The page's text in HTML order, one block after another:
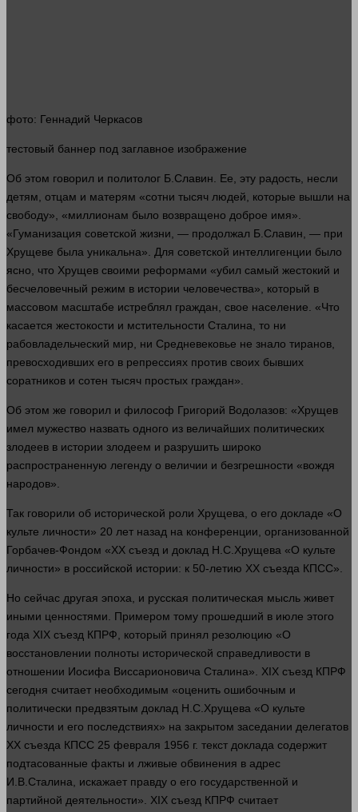
фото: Геннадий Черкасов
тестовый баннер под заглавное изображение
Об этом говорил и политолог Б.Славин. Ее, эту радость, несли
детям, отцам и матерям «сотни тысяч людей , которые вышли на
свободу», «миллионам было возвращено доброе имя».
«Гуманизация советской жизни , — продолжал Б.Славин, — при
Хрущеве была уникальна». Для советской интеллигенции было
ясно , что Хрущев своими реформами «убил самый жестокий и
бесчеловечный режим в истории человечества», который в
массовом масштабе истреблял граждан, свое население. «Что
касается жестокости и мстительности Сталина, то ни
рабовладельческий мир , ни Средневековье не знало тиранов,
превосходивших его в репрессиях против своих бывших
соратников и сотен тысяч простых граждан».
Об этом же говорил и философ Григорий Водолазов: «Хрущев
имел мужество назвать одного из величайших политических
злодеев в истории злодеем и разрушить широко
распространенную легенду о величии и безгрешности «вождя
народов».
Так говорили об исторической роли Хрущева, о его докладе «О
культе личности» 20 лет назад на конференции, организованной
Горбачев-Фондом «ХХ съезд и доклад Н.С.Хрущева «О культе
личности» в российской истории: к 50-летию ХХ съезда КПСС».
Но сейчас другая эпоха, и русская политическая мысль живет
иными ценностями. Примером тому прошедший в июле этого
года ХIХ съезд КПРФ, который принял резолюцию «О
восстановлении полноты исторической справедливости в
отношении Иосифа Виссарионовича Сталина». ХIХ съезд КПРФ
сегодня считает необходимым «оценить ошибочным и
политически предвзятым доклад Н.С.Хрущева «О культе
личности и его последствиях» на закрытом заседании делегатов
ХХ съезда КПСС 25 февраля 1956 г. текст доклада содержит
подтасованные факты и лживые обвинения в адрес
И.В.Сталина, искажает правду о его государственной и
партийной деятельности». ХIХ съезд КПРФ считает